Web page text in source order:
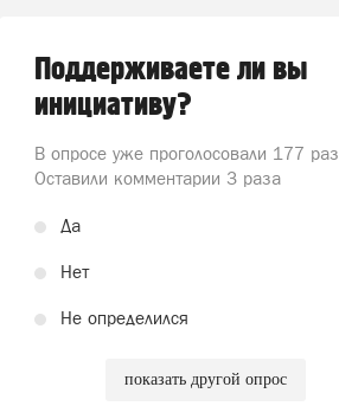
Поддерживаете ли вы
инициативу?
В опросе уже проголосовали 177 раз
Оставили комментарии 3 раза
Да
Нет
Не определился
показать другой опрос